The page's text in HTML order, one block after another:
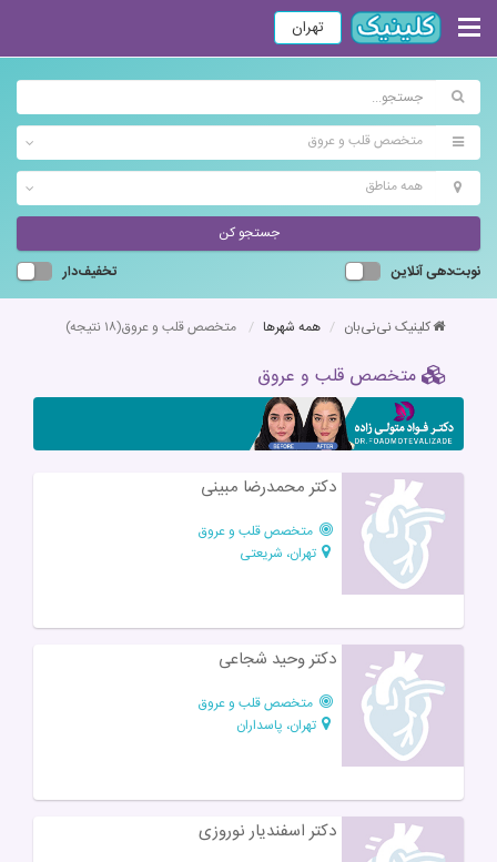
تهران
متخصص قلب و عروق
همه مناطق
جستجو کن
نوبت‌دهی آنلاین
تخفیف‌دار
کلینیک نی‌نی‌بان همه شهرها متخصص قلب و عروق(۱۸ نتیجه)
متخصص قلب و عروق
دکتر محمدرضا مبینی
متخصص قلب و عروق
تهران، شریعتی
دکتر وحید شجاعی
متخصص قلب و عروق
تهران، پاسداران
دکتر اسفندیار نوروزی